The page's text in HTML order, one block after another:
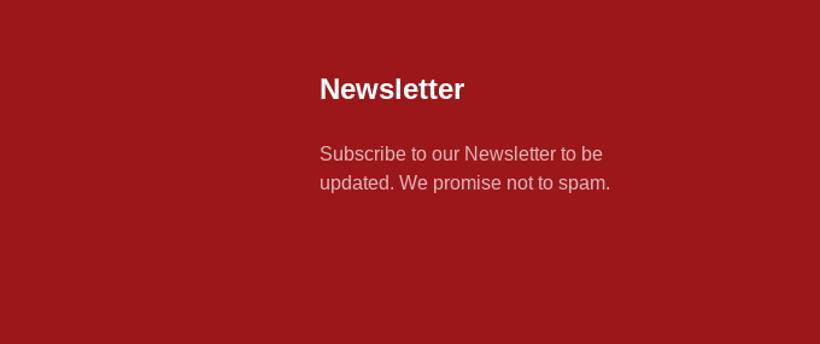
Newsletter
Subscribe to our Newsletter to be
updated. We promise not to spam.